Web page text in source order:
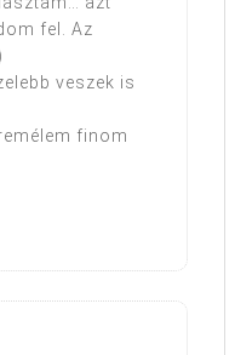
fel. Az
veszek is
finom